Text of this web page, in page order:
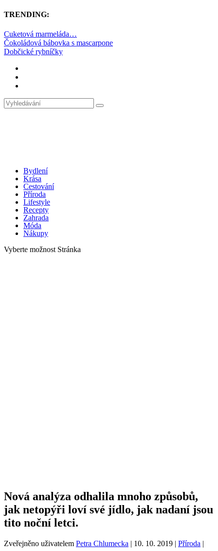
TRENDING:
Cuketová marmeláda…
Čokoládová bábovka s mascarpone
Dobčické rybníčky
Bydlení
Krása
Cestování
Příroda
Lifestyle
Recepty
Zahrada
Móda
Nákupy
Vyberte možnost Stránka
Nová analýza odhalila mnoho způsobů,
jak netopýři loví své jídlo, jak nadaní jsou
tito noční letci.
Zveřejněno uživatelem Petra Chlumecka | 10. 10. 2019 | Příroda |